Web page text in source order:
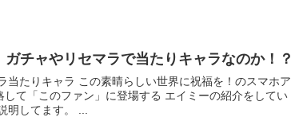
チャやリセマラで当たりキャラなのか！？
界に祝福を！のスマホア
て「このファン」に登場する エイミーの紹介をしてい
説明してます。 ...